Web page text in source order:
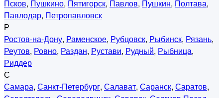
Псков, Пушкино, Пятигорск, Павлов, Пушкин, Полтава,
Павлодар, Петропавловск
Р
Ростов-на-Дону, Раменское, Рубцовск, Рыбинск, Рязань,
Реутов, Ровно, Раздан, Рустави, Рудный, Рыбница,
Риддер
С
Самара, Санкт-Петербург, Салават, Саранск, Саратов,